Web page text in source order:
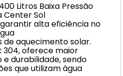
Litros Baixa Pressão
Center Sol
alta eficiência no
de aquecimento solar.
304, oferece maior
durabilidade, sendo
que utilizam água